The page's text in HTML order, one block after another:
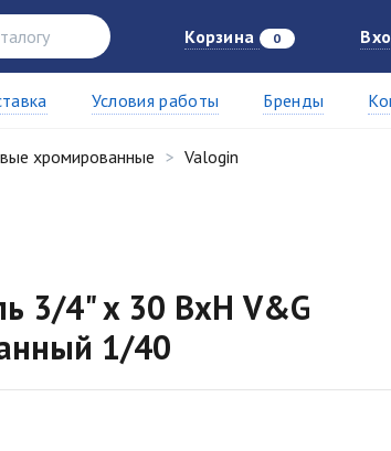
Корзина 0
Условия работы Бренды
хромированные
Valogin
3/4" x 30 ВхН V&G
1/40